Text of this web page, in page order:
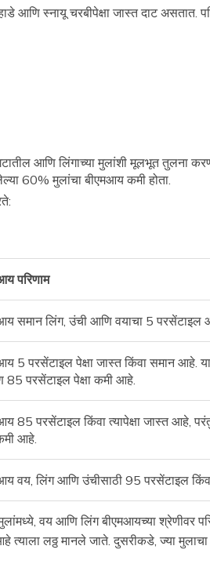
आणि स्नायू चरबीपेक्षा जास्त दाट
आणि लिंगाच्या मुलांशी मूलभूत तुलना
60% मुलांचा बीएमआय कमी होता.
परिणाम
समान लिंग, उंची आणि वयाचा 5 परसेंटाइल
5 परसेंटाइल पेक्षा जास्त किंवा समान आहे.
85 परसेंटाइल पेक्षा कमी आहे.
85 परसेंटाइल किंवा त्यापेक्षा जास्त आहे,
आहे.
वय, लिंग आणि उंचीसाठी 95 परसेंटाइल
वय आणि लिंग बीएमआयच्या श्रेणीवर
त्याला लठ्ठ मानले जाते. दुसरीकडे, ज्या